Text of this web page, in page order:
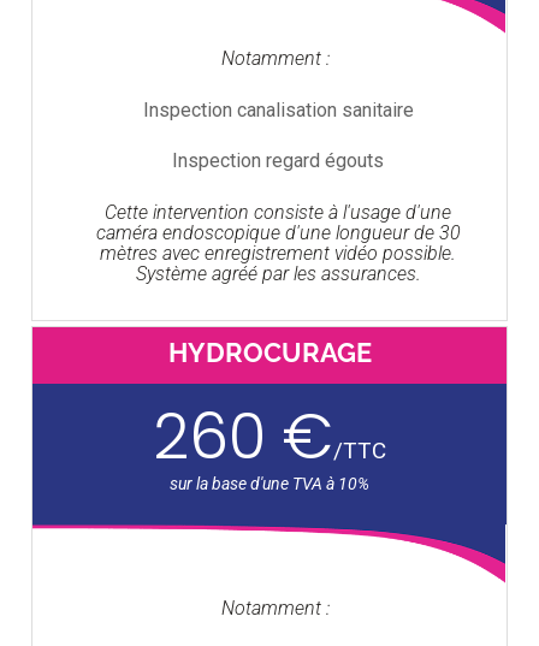
Notamment :
Inspection canalisation sanitaire
Inspection regard égouts
Cette intervention consiste à l'usage d'une
caméra endoscopique d'une longueur de 30
mètres avec enregistrement vidéo possible.
Système agréé par les assurances.
HYDROCURAGE
260 €/TTC
Notamment :